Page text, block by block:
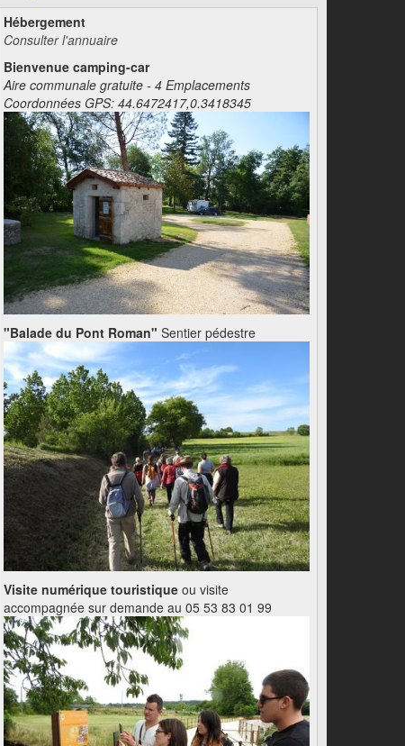
Hébergement
Consulter l'annuaire
Bienvenue camping-car
Aire communale gratuite - 4 Emplacements
Coordonnées GPS: 44.6472417,0.3418345
"Balade du Pont Roman" Sentier pédestre
Visite numérique touristique ou visite
accompagnée sur demande au 05 53 83 01 99